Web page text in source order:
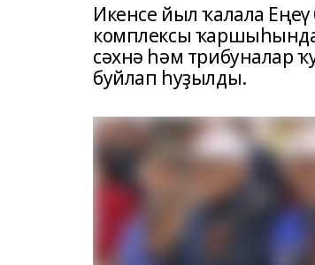
Икенсе йыл ҡалала
комплексы
сәхнә һәм трибуналар
буйлап һуҙылды.